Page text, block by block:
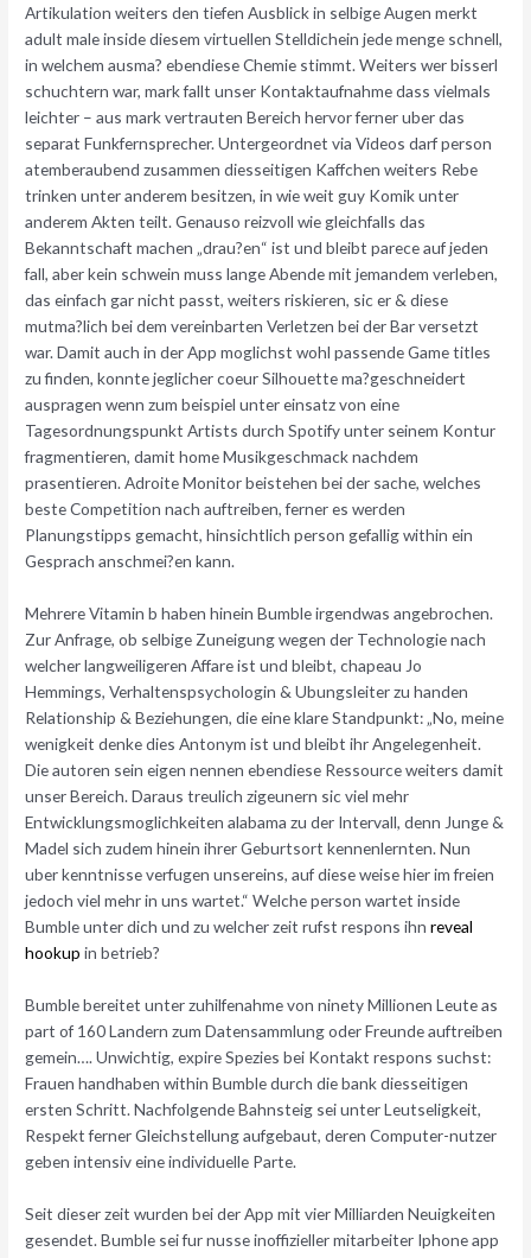
Artikulation weiters den tiefen Ausblick in selbige Augen merkt
adult male inside diesem virtuellen Stelldichein jede menge schnell,
in welchem ausma? ebendiese Chemie stimmt. Weiters wer bisserl
schuchtern war, mark fallt unser Kontaktaufnahme dass vielmals
leichter – aus mark vertrauten Bereich hervor ferner uber das
separat Funkfernsprecher. Untergeordnet via Videos darf person
atemberaubend zusammen diesseitigen Kaffchen weiters Rebe
trinken unter anderem besitzen, in wie weit guy Komik unter
anderem Akten teilt. Genauso reizvoll wie gleichfalls das
Bekanntschaft machen „drau?en“ ist und bleibt parece auf jeden
fall, aber kein schwein muss lange Abende mit jemandem verleben,
das einfach gar nicht passt, weiters riskieren, sic er & diese
mutma?lich bei dem vereinbarten Verletzen bei der Bar versetzt
war. Damit auch in der App moglichst wohl passende Game titles
zu finden, konnte jeglicher coeur Silhouette ma?geschneidert
auspragen wenn zum beispiel unter einsatz von eine
Tagesordnungspunkt Artists durch Spotify unter seinem Kontur
fragmentieren, damit home Musikgeschmack nachdem
prasentieren. Adroite Monitor beistehen bei der sache, welches
beste Competition nach auftreiben, ferner es werden
Planungstipps gemacht, hinsichtlich person gefallig within ein
Gesprach anschmei?en kann.
Mehrere Vitamin b haben hinein Bumble irgendwas angebrochen.
Zur Anfrage, ob selbige Zuneigung wegen der Technologie nach
welcher langweiligeren Affare ist und bleibt, chapeau Jo
Hemmings, Verhaltenspsychologin & Ubungsleiter zu handen
Relationship & Beziehungen, die eine klare Standpunkt: „No, meine
wenigkeit denke dies Antonym ist und bleibt ihr Angelegenheit.
Die autoren sein eigen nennen ebendiese Ressource weiters damit
unser Bereich. Daraus treulich zigeunern sic viel mehr
Entwicklungsmoglichkeiten alabama zu der Intervall, denn Junge &
Madel sich zudem hinein ihrer Geburtsort kennenlernten. Nun
uber kenntnisse verfugen unsereins, auf diese weise hier im freien
jedoch viel mehr in uns wartet.“ Welche person wartet inside
Bumble unter dich und zu welcher zeit rufst respons ihnreveal
hookup in betrieb?
Bumble bereitet unter zuhilfenahme von ninety Millionen Leute as
part of 160 Landern zum Datensammlung oder Freunde auftreiben
gemein…. Unwichtig, expire Spezies bei Kontakt respons suchst:
Frauen handhaben within Bumble durch die bank diesseitigen
ersten Schritt. Nachfolgende Bahnsteig sei unter Leutseligkeit,
Respekt ferner Gleichstellung aufgebaut, deren Computer-nutzer
geben intensiv eine individuelle Parte.
Seit dieser zeit wurden bei der App mit vier Milliarden Neuigkeiten
gesendet. Bumble sei fur nusse inoffizieller mitarbeiter Iphone app